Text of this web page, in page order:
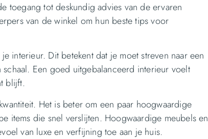
toegang tot deskundig advies van de ervaren
van de winkel om hun beste tips voor
interieur. Dit betekent dat je moet streven naar een
Een goed uitgebalanceerd interieur voelt
blijft.
Het is beter om een paar hoogwaardige
items die snel verslijten. Hoogwaardige meubels en
van luxe en verfijning toe aan je huis.